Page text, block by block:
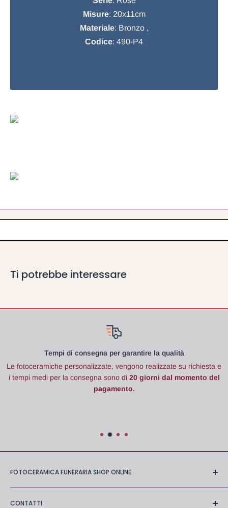
Misure: 20x11cm
Materiale: Bronzo ,
Codice: 490-P4
Ti potrebbe interessare
Tempi di consegna per garantire la qualità
Le fotoceramiche personalizzate, vengono realizzate su richiesta e
i tempi medi per la consegna sono di 20 giorni dal momento del
pagamento.
FOTOCERAMICA FUNERARIA SHOP ONLINE
CONTATTI